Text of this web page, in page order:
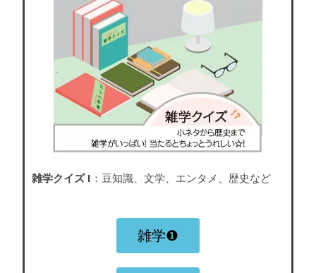
雑学クイズ I ：豆知識、文学、エンタメ、歴史など
雑学❶